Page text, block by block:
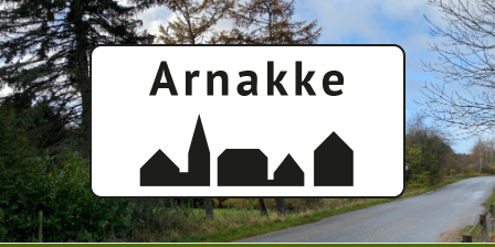
Hop
til
indhold